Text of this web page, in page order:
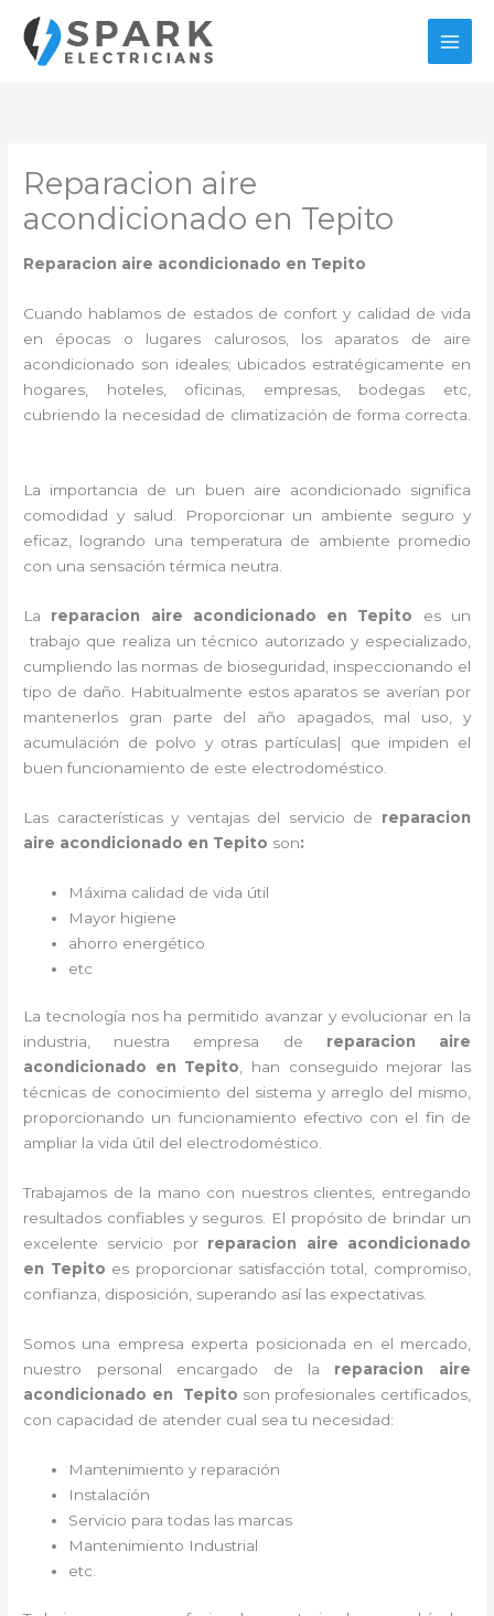
contenido
Reparacion aire
acondicionado en Tepito
Reparacion aire acondicionado en Tepito
Cuando hablamos de estados de confort y calidad de vida
en épocas o lugares calurosos, los aparatos de aire
acondicionado son ideales; ubicados estratégicamente en
hogares, hoteles, oficinas, empresas, bodegas etc,
cubriendo la necesidad de climatización de forma correcta.
La importancia de un buen aire acondicionado significa
comodidad y salud. Proporcionar un ambiente seguro y
eficaz, logrando una temperatura de ambiente promedio
con una sensación térmica neutra.
La reparacion aire acondicionado en Tepito
es un
trabajo que realiza un técnico autorizado y especializado,
cumpliendo las normas de bioseguridad, inspeccionando el
tipo de daño. Habitualmente estos aparatos se averían por
mantenerlos gran parte del año apagados, mal uso, y
acumulación de polvo y otras partículas| que impiden el
buen funcionamiento de este electrodoméstico.
Las características y ventajas del servicio de reparacion
aire acondicionado en Tepito son:
Máxima calidad de vida útil
Mayor higiene
ahorro energético
etc
La tecnología nos ha permitido avanzar y evolucionar en la
industria, nuestra empresa de reparacion aire
acondicionado en Tepito , han conseguido mejorar las
técnicas de conocimiento del sistema y arreglo del mismo,
proporcionando un funcionamiento efectivo con el fin de
ampliar la vida útil del electrodoméstico.
Trabajamos de la mano con nuestros clientes, entregando
resultados confiables y seguros. El propósito de brindar un
excelente servicio por reparacion aire acondicionado
en Tepito es proporcionar satisfacción total, compromiso,
confianza, disposición, superando así las expectativas.
Somos una empresa experta posicionada en el mercado,
nuestro personal encargado de la reparacion aire
acondicionado en Tepito son profesionales certificados,
con capacidad de atender cual sea tu necesidad:
Mantenimiento y reparación
Instalación
Servicio para todas las marcas
Mantenimiento Industrial
etc.